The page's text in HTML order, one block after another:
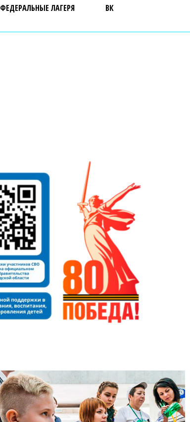
ФЕДЕРАЛЬНЫЕ ЛАГЕРЯ
ВК